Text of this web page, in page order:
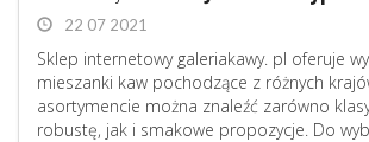
22 07 2021
Sklep internetowy galeriakawy. pl oferuje
mieszanki kaw pochodzące z różnych
asortymencie można znaleźć zarówno
robustę, jak i smakowe propozycje. Do